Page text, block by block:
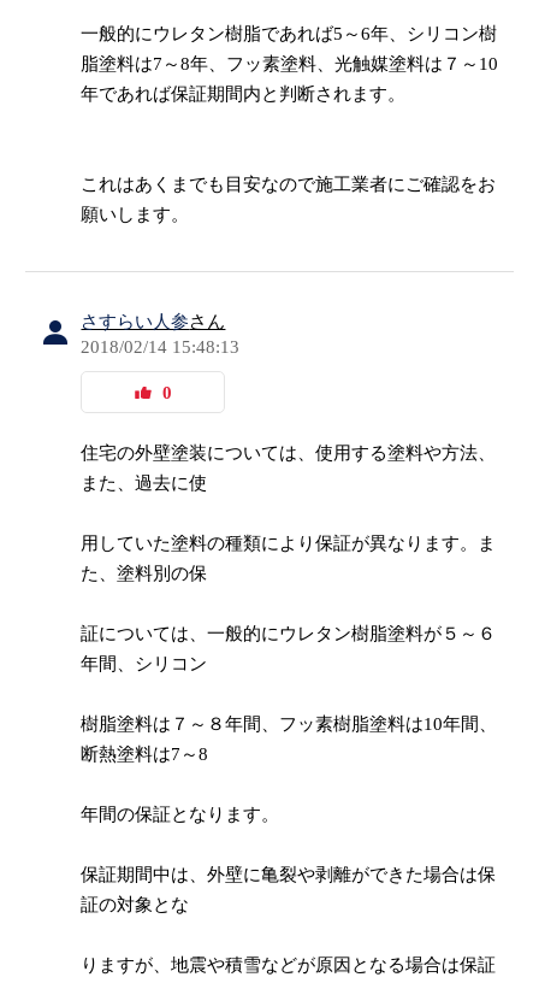
一般的にウレタン樹脂であれば5～6年、シリコン樹
脂塗料は7～8年、フッ素塗料、光触媒塗料は７～10
年であれば保証期間内と判断されます。
これはあくまでも目安なので施工業者にご確認をお
願いします。
さすらい人参さん
2018/02/14 15:48:13
0
住宅の外壁塗装については、使用する塗料や方法、
また、過去に使
用していた塗料の種類により保証が異なります。ま
た、塗料別の保
証については、一般的にウレタン樹脂塗料が５～６
年間、シリコン
樹脂塗料は７～８年間、フッ素樹脂塗料は10年間、
断熱塗料は7～8
年間の保証となります。
保証期間中は、外壁に亀裂や剥離ができた場合は保
証の対象とな
りますが、地震や積雪などが原因となる場合は保証